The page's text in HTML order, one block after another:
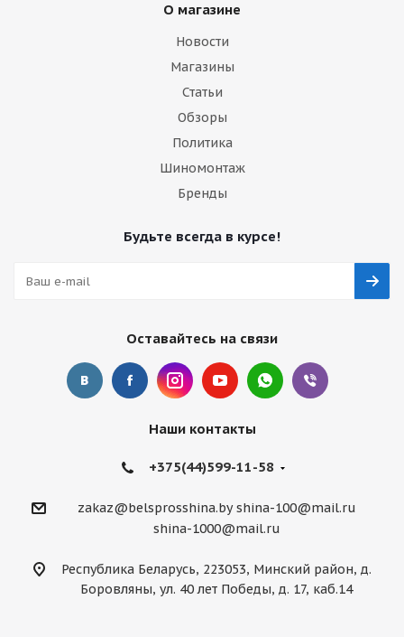
О магазине
Новости
Магазины
Статьи
Обзоры
Политика
Шиномонтаж
Бренды
Будьте всегда в курсе!
Оставайтесь на связи
Наши контакты
+375(44)599-11-58
zakaz@belsprosshina.by shina-100@mail.ru
shina-1000@mail.ru
Республика Беларусь, 223053, Минский район, д.
Боровляны, ул. 40 лет Победы, д. 17, каб.14